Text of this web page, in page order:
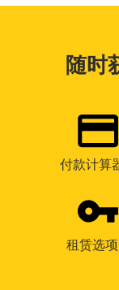
随时
付款计算
租赁选项